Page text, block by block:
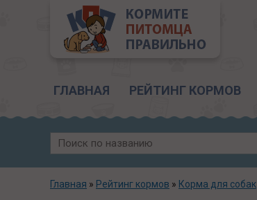
ГЛАВНАЯ РЕЙТИНГ КОРМОВ
Главная » Рейтинг кормов » Корма для собак